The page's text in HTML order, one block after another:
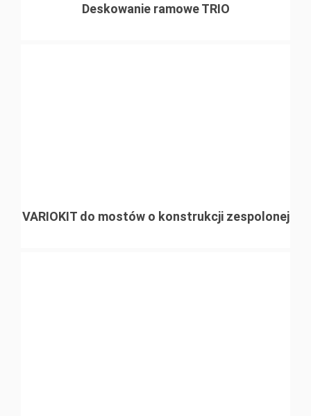
Deskowanie ramowe TRIO
VARIOKIT do mostów o konstrukcji zespolonej